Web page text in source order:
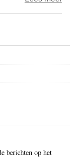
oud
berichten op het